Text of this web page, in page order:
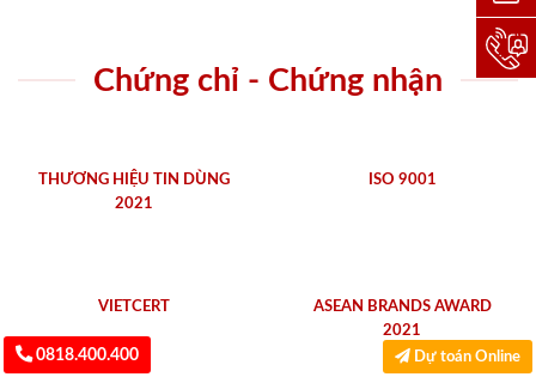
Chứng chỉ - Chứng nhận
THƯƠNG HIỆU TIN DÙNG
2021
ISO 9001
VIETCERT
ASEAN BRANDS AWARD
2021
0818.400.400 Dự toán Online